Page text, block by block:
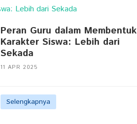
Peran Guru dalam Membentuk
Karakter Siswa: Lebih dari
Sekada
11 APR 2025
Selengkapnya